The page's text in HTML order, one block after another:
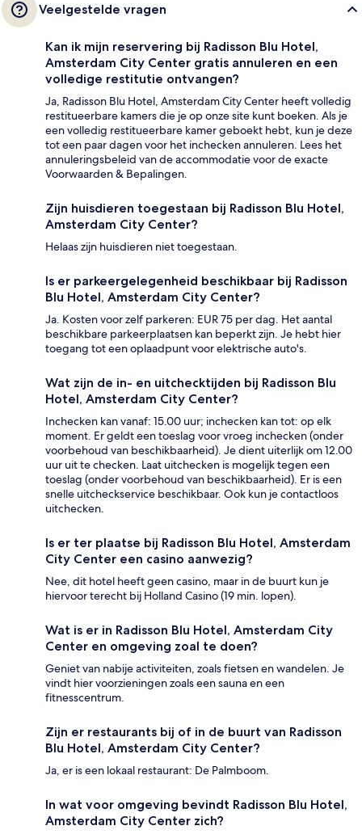
Veelgestelde vragen
Kan ik mijn reservering bij Radisson Blu Hotel,
Amsterdam City Center gratis annuleren en een
volledige restitutie ontvangen?
Ja, Radisson Blu Hotel, Amsterdam City Center heeft volledig
restitueerbare kamers die je op onze site kunt boeken. Als je
een volledig restitueerbare kamer geboekt hebt, kun je deze
tot een paar dagen voor het inchecken annuleren. Lees het
annuleringsbeleid van de accommodatie voor de exacte
Voorwaarden & Bepalingen.
Zijn huisdieren toegestaan bij Radisson Blu Hotel,
Amsterdam City Center?
Helaas zijn huisdieren niet toegestaan.
Is er parkeergelegenheid beschikbaar bij Radisson
Blu Hotel, Amsterdam City Center?
Ja. Kosten voor zelf parkeren: EUR 75 per dag. Het aantal
beschikbare parkeerplaatsen kan beperkt zijn. Je hebt hier
toegang tot een oplaadpunt voor elektrische auto's.
Wat zijn de in- en uitchecktijden bij Radisson Blu
Hotel, Amsterdam City Center?
Inchecken kan vanaf: 15.00 uur; inchecken kan tot: op elk
moment. Er geldt een toeslag voor vroeg inchecken (onder
voorbehoud van beschikbaarheid). Je dient uiterlijk om 12.00
uur uit te checken. Laat uitchecken is mogelijk tegen een
toeslag (onder voorbehoud van beschikbaarheid). Er is een
snelle uitcheckservice beschikbaar. Ook kun je contactloos
uitchecken.
Is er ter plaatse bij Radisson Blu Hotel, Amsterdam
City Center een casino aanwezig?
Nee, dit hotel heeft geen casino, maar in de buurt kun je
hiervoor terecht bij Holland Casino (19 min. lopen).
Wat is er in Radisson Blu Hotel, Amsterdam City
Center en omgeving zoal te doen?
Geniet van nabije activiteiten, zoals fietsen en wandelen. Je
vindt hier voorzieningen zoals een sauna en een
fitnesscentrum.
Zijn er restaurants bij of in de buurt van Radisson
Blu Hotel, Amsterdam City Center?
Ja, er is een lokaal restaurant: De Palmboom.
In wat voor omgeving bevindt Radisson Blu Hotel,
Amsterdam City Center zich?